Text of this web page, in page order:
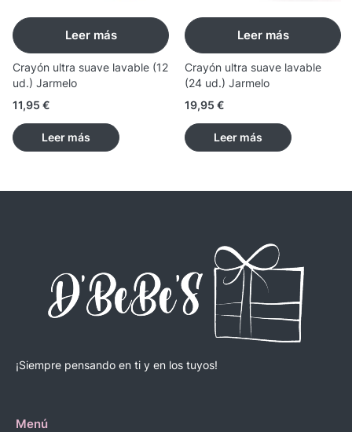
Leer más
Crayón ultra suave lavable (12
ud.) Jarmelo
11,95 €
Leer más
Leer más
Crayón ultra suave lavable
(24 ud.) Jarmelo
19,95 €
Leer más
¡Siempre pensando en ti y en los tuyos!
Menú